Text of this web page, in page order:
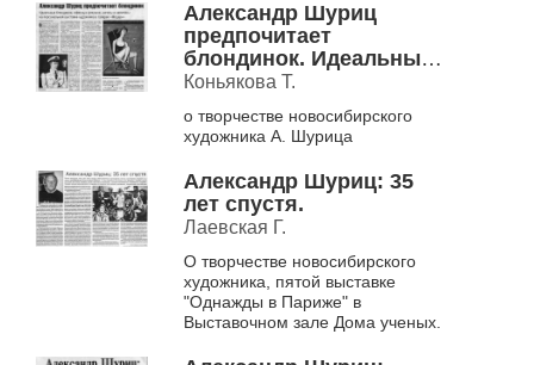
Александр Шуриц
предпочитает
блондинок. Идеальные
блондинки, офисные
девушки, ангелы и
капитаны на
персональной
выставке художника в
галерее "Модерн".
Коньякова Т.
о творчестве новосибирского
художника А. Шурица
Александр Шуриц: 35
лет спустя.
Лаевская Г.
О творчестве новосибирского
художника, пятой выставке
"Однажды в Париже" в
Выставочном зале Дома ученых.